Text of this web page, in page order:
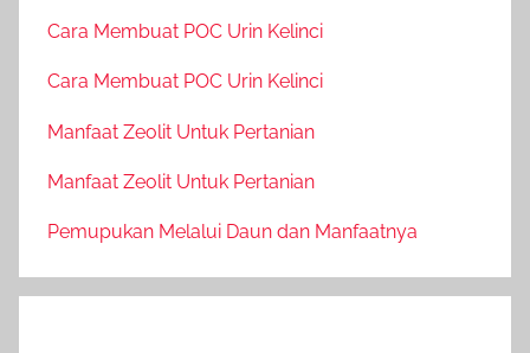
Cara Membuat POC Urin Kelinci
Cara Membuat POC Urin Kelinci
Manfaat Zeolit Untuk Pertanian
Manfaat Zeolit Untuk Pertanian
Pemupukan Melalui Daun dan Manfaatnya